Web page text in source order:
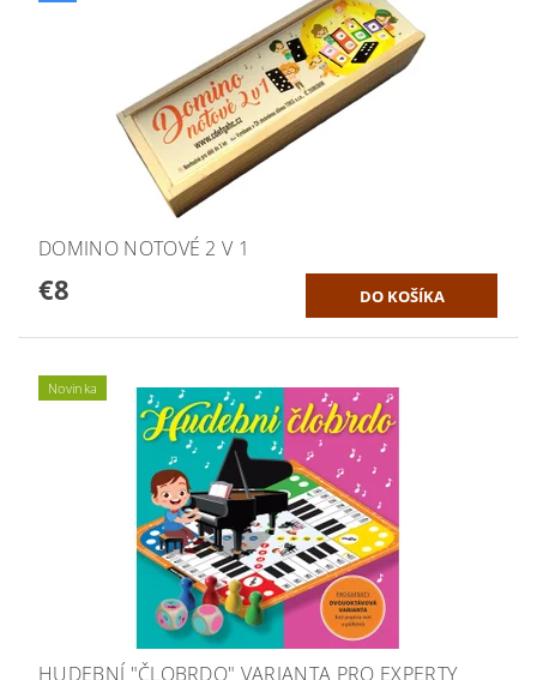
DOMINO NOTOVÉ 2 V 1
€8
Novinka
HUDEBNÍ "ČLOBRDO" VARIANTA PRO EXPERTY